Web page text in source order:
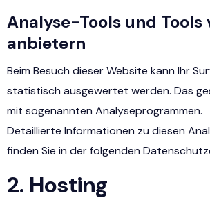
Analyse-Tools und
anbietern
Beim Besuch dieser Website kann Ihr
statistisch ausgewertet werden. Das
mit sogenannten Analyseprogrammen.
Detaillierte Informationen zu diesen
finden Sie in der folgenden
2. Hosting